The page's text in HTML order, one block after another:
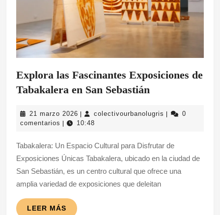
Explora las Fascinantes Exposiciones de
Tabakalera en San Sebastián
Fascinantes
de
Tabakalera
en
21 marzo 2026 21
marzo
colectivourbanolugris
0
comentarios
10:48
Tabakalera: Un Espacio Cultural para Disfrutar de
Exposiciones Únicas Tabakalera, ubicado en la ciudad de
San Sebastián, es un centro cultural que ofrece una
amplia variedad de exposiciones que deleitan
LEER MÁS LEER